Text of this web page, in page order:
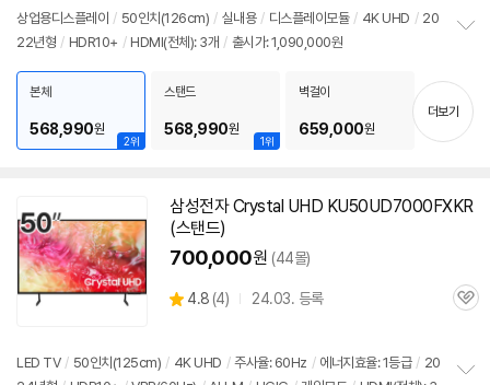
뷰
상업용디스플레이 / 50인치 (126cm) / 실내용 / 디스플레이모듈 / 4K UHD / 20
22년형 / HDR10+ / HDMI(전체): 3개 / 출시가: 1,090,000원
치
기
2위
본체
568,990원
1위
스탠드
568,990원
벽걸이
659,000원
더보기
삼성전자 Crystal UHD KU50UD7000FXKR
(스탠드)
700,000원 (44몰)
별
4.8 (상
뷰
4) 24.03. 등록
관
LED TV / 50인치 (125cm) / 4K UHD / 주사율: 60Hz / 에너지효율: 1등급 / 20